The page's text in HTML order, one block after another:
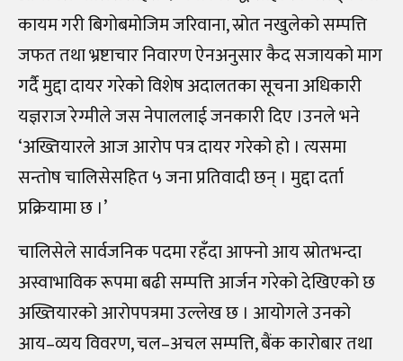
कायम गरी बिगोबमोजिम जरिवाना, स्रोत नखुलेको सम्पत्ति
जफत तथा भ्रष्टाचार निवारण ऐनअनुसार कैद सजायको माग
गर्दै मुद्दा दायर गरेको विशेष अदालतका सूचना अधिकारी
यज्ञराज रेग्मीले जस नेपाललाई जनकारी दिए ।उनले भने
‘अख्तियारले आज आरोप पत्र दायर गरेको हो । त्यसमा
सन्तोष चालिसेसहित ५ जना प्रतिवादी छन् । मुद्दा दर्ता
प्रक्रियामा छ ।’
चालिसेले सार्वजनिक पदमा रहँदा आफ्नो आय स्रोतभन्दा
अस्वाभाविक रूपमा बढी सम्पत्ति आर्जन गरेको देखिएको छ
अख्तियारको आरोपपत्रमा उल्लेख छ । आयोगले उनको
आय–व्यय विवरण, चल–अचल सम्पत्ति, बैंक कारोबार तथा